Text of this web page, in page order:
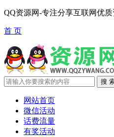
QQ资源网-专注分享互联网优
首 页
网站首页
微信活动
话费流量
有奖活动